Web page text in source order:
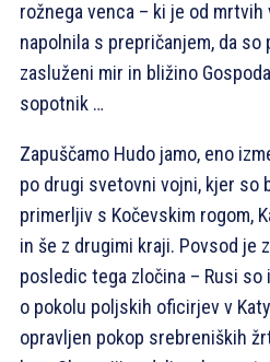
rožnega venca – ki je od
napolnila s prepričanjem, da
zasluženi mir in bližino
sopotnik …
Zapuščamo Hudo jamo, eno
po drugi svetovni vojni, kjer so
primerljiv s Kočevskim rogom,
in še z drugimi kraji. Povsod je
posledic tega zločina – Rusi
o pokolu poljskih oficirjev v
opravljen pokop srebreniških